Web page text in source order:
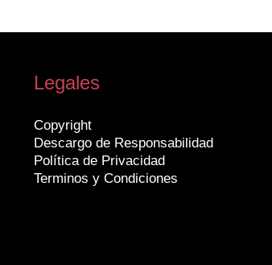
Legales
Copyright
Descargo de Responsabilidad
Política de Privacidad
Terminos y Condiciones